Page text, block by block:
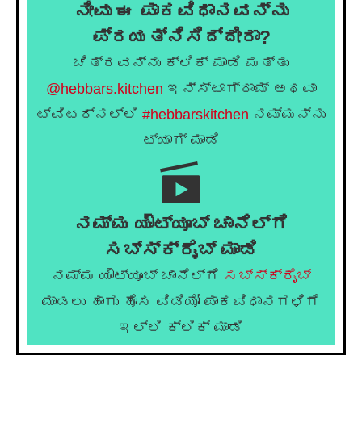
ನೀವು ಈ ಪಾಕವಿಧಾನವನ್ನು
ಪ್ರಯತ್ನಿಸಿದ್ದೀರಾ?
ಚಿತ್ರವನ್ನು ಕ್ಲಿಕ್ ಮಾಡಿ ಮತ್ತು
@hebbars.kitchen ಇನ್ಸ್ಟಾಗ್ರಾಮ್ ಅಥವಾ
ಟ್ವಿಟರ್‌ನಲ್ಲಿ #hebbarskitchen ನಮ್ಮನ್ನು
ಟ್ಯಾಗ್ ಮಾಡಿ
ನಮ್ಮ ಯೌಟ್ಯೂಬ್ ಚಾನೆಲ್ಗೆ
ಸಬ್ಸ್ಕ್ರೈಬ್ ಮಾಡಿ
ನಮ್ಮ ಯೌಟ್ಯೂಬ್ ಚಾನೆಲ್ಗೆ ಸಬ್ಸ್ಕ್ರೈಬ್
ಮಾಡಲು ಹಾಗು ಹೊಸ ವಿಡಿಯೋ ಪಾಕವಿಧಾನಗಳಿಗೆ
ಇಲ್ಲಿ ಕ್ಲಿಕ್ ಮಾಡಿ